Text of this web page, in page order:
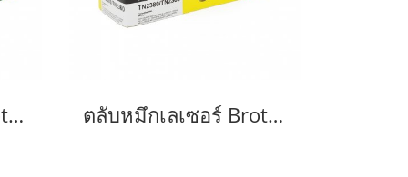
ตลับหมึกเลเซอร์ Brother รุ่น TN2280/TN2260-JUMBO ตลับหมึกเลเซอร์ Brother รุ่น TN2380 /TN2360 NEW-JUMBO